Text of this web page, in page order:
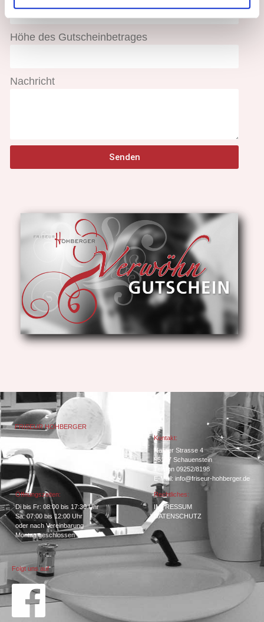
Höhe des Gutscheinbetrages
Nachricht
Senden
FRISEUR HOHBERGER
Kontakt:
Nailaer Strasse 4
95197 Schauenstein
Telefon 09252/8198
E-Mail: info@friseur-hohberger.de
Öffnungszeiten:
Di bis Fr: 08:00 bis 17:30 Uhr
Sa: 07:00 bis 12:00 Uhr
oder nach Vereinbarung
Montag geschlossen
Rechtliches:
IMPRESSUM
DATENSCHUTZ
Folgt uns auf